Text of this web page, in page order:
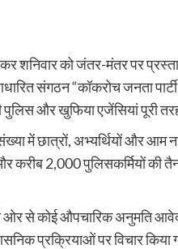
शनिवार को जंतर-मंतर पर
संगठन “कॉकरोच जनता
पुलिस और खुफिया एजेंसियां पूरी
में छात्रों, अभ्यर्थियों और आम
करीब 2,000 पुलिसकर्मियों की
से कोई औपचारिक अनुमति
प्रक्रियाओं पर विचार किया